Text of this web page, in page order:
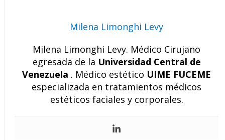
Milena Limonghi Levy
Milena Limonghi Levy. Médico Cirujano
egresada de la Universidad Central de
Venezuela . Médico estético UIME FUCEME
especializada en tratamientos médicos
estéticos faciales y corporales.